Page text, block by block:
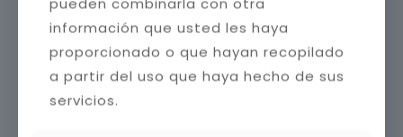
información que usted les haya
proporcionado o que hayan recopilado
a partir del uso que haya hecho de sus
servicios.